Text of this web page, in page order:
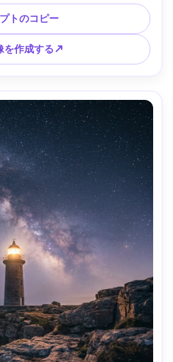
ル、居心地の良い歴史的建築ム
--ar 4:5
トのコピー
を作成する↗